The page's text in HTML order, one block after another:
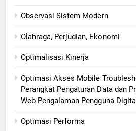
Observasi Sistem Modern
Olahraga, Perjudian, Ekonomi
Optimalisasi Kinerja
Optimasi Akses Mobile
Perangkat Pengaturan Data dan
Web Pengalaman Pengguna Digital
Optimasi Performa